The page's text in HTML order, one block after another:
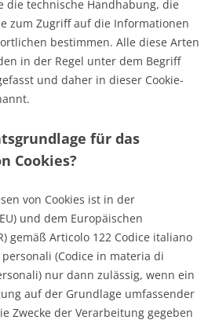
die technische Handhabung, die
zum Zugriff auf die Informationen
bestimmen. Alle diese Arten
in der Regel unter dem Begriff
und daher in dieser Cookie-
für das
Cookies?
von Cookies ist in der
und dem Europäischen
gemäß Articolo 122 Codice italiano
(Codice in materia di
nur dann zulässig, wenn ein
auf der Grundlage umfassender
Zwecke der Verarbeitung gegeben